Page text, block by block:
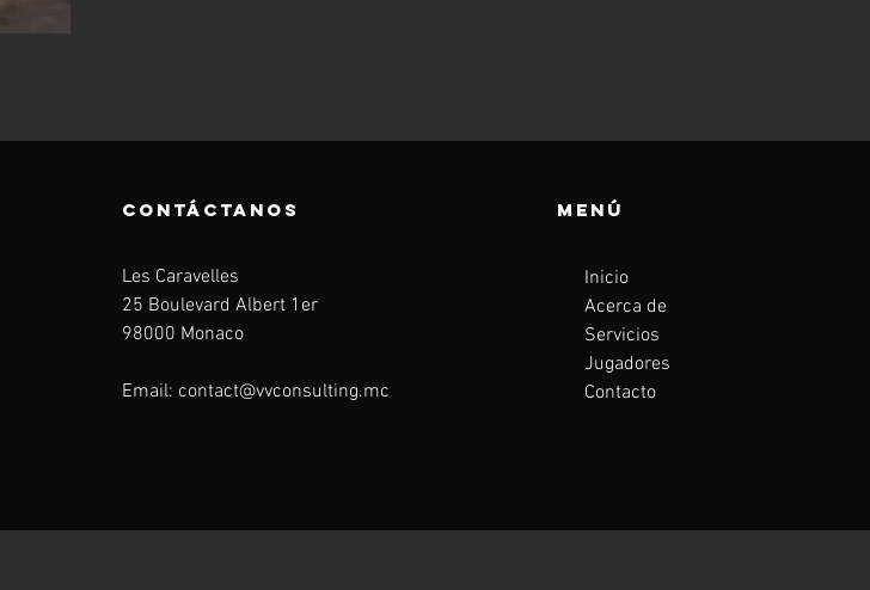
CONTÁCTANOS
Les Caravelles
25 Boulevard Albert 1er
98000 Monaco
Email: contact@vvconsulting.mc
MENÚ
Inicio
Acerca de
Servicios
Jugadores
Contacto